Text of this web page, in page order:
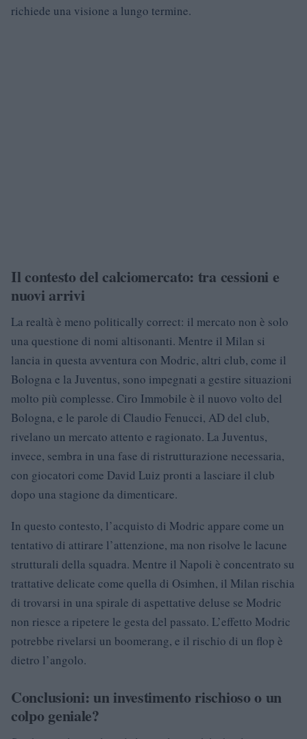
richiede una visione a lungo termine.
Il contesto del calciomercato: tra cessioni e
nuovi arrivi
La realtà è meno politically correct: il mercato non è solo
una questione di nomi altisonanti. Mentre il Milan si
lancia in questa avventura con Modric, altri club, come il
Bologna e la Juventus, sono impegnati a gestire situazioni
molto più complesse. Ciro Immobile è il nuovo volto del
Bologna, e le parole di Claudio Fenucci, AD del club,
rivelano un mercato attento e ragionato. La Juventus,
invece, sembra in una fase di ristrutturazione necessaria,
con giocatori come David Luiz pronti a lasciare il club
dopo una stagione da dimenticare.
In questo contesto, l’acquisto di Modric appare come un
tentativo di attirare l’attenzione, ma non risolve le lacune
strutturali della squadra. Mentre il Napoli è concentrato su
trattative delicate come quella di Osimhen, il Milan rischia
di trovarsi in una spirale di aspettative deluse se Modric
non riesce a ripetere le gesta del passato. L’effetto Modric
potrebbe rivelarsi un boomerang, e il rischio di un flop è
dietro l’angolo.
Conclusioni: un investimento rischioso o un
colpo geniale?